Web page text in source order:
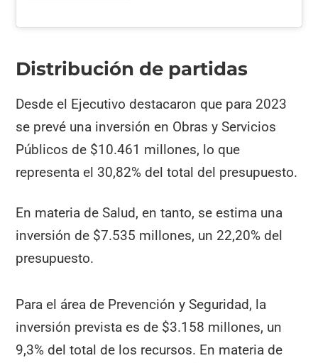
Distribución de partidas
Desde el Ejecutivo destacaron que para 2023
se prevé una inversión en Obras y Servicios
Públicos de $10.461 millones, lo que
representa el 30,82% del total del presupuesto.
En materia de Salud, en tanto, se estima una
inversión de $7.535 millones, un 22,20% del
presupuesto.
Para el área de Prevención y Seguridad, la
inversión prevista es de $3.158 millones, un
9,3% del total de los recursos. En materia de